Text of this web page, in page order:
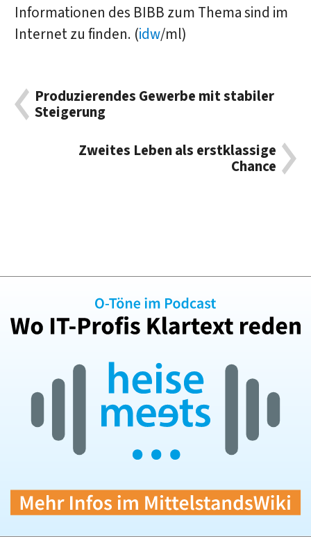
Informationen des BIBB zum Thema sind im
Internet zu finden. (idw/ml)
Produzierendes Gewerbe mit stabiler
Steigerung
Zweites Leben als erstklassige
Chance